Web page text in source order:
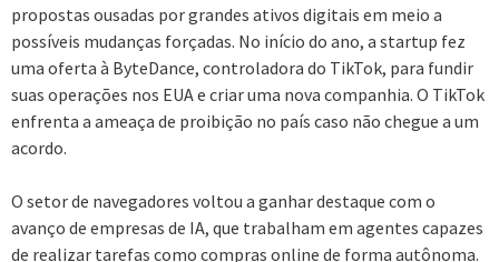
propostas ousadas por grandes ativos digitais em meio a
possíveis mudanças forçadas. No início do ano, a startup fez
uma oferta à ByteDance, controladora do TikTok, para fundir
suas operações nos EUA e criar uma nova companhia. O TikTok
enfrenta a ameaça de proibição no país caso não chegue a um
acordo.
O setor de navegadores voltou a ganhar destaque com o
avanço de empresas de IA, que trabalham em agentes capazes
de realizar tarefas como compras online de forma autônoma.